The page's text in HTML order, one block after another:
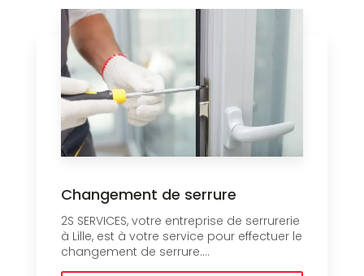
Changement de serrure
2S SERVICES, votre entreprise de serrurerie
à Lille, est à votre service pour effectuer le
changement de serrure....